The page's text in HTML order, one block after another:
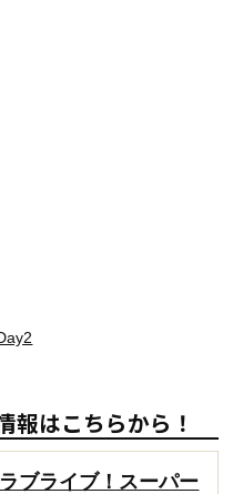
はこちらから！
ラブライブ！スーパー